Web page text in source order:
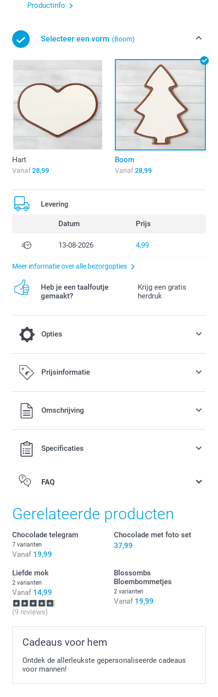
Productinfo
Selecteer een vorm (Boom)
Hart
Vanaf28,99
Boom
Vanaf28,99
Levering
Datum Prijs
13-08-2026 4,99
Meer informatie over alle bezorgopties
Heb je een taalfoutje
gemaakt?
Krijg een gratis
herdruk
Opties
Afkoeling op een warme dag
3,00 / stuk
Opties, prijzen en beschikbaarheid
Prijsinformatie
Alle prijzen zijn in EURO (€) inclusief BTW en exclusief
verzendkosten.Omschrijving
Specificaties
hier
FAQ
Gerelateerde producten
Chocolade telegram
7 varianten
Vanaf 19,99
Chocolade met foto set
37,99
Liefde mok
2 varianten
Vanaf 14,99
(9 reviews)
Blossombs
Bloembommetjes
2 varianten
Vanaf 19,99
Cadeaus voor hem
Ontdek de allerleukste gepersonaliseerde cadeaus
voor mannen!